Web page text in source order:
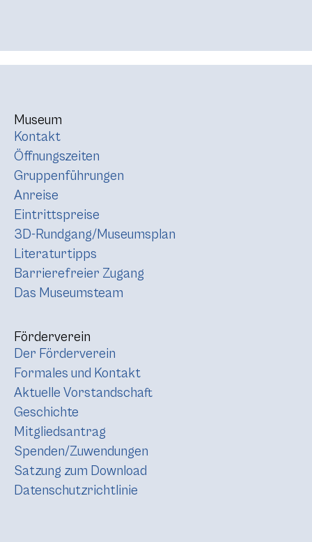
Museum
Kontakt
Öffnungszeiten
Gruppenführungen
Anreise
Eintrittspreise
3D-Rundgang/Museumsplan
Literaturtipps
Barrierefreier Zugang
Das Museumsteam
Förderverein
Der Förderverein
Formales und Kontakt
Aktuelle Vorstandschaft
Geschichte
Mitgliedsantrag
Spenden/Zuwendungen
Satzung zum Download
Datenschutzrichtlinie